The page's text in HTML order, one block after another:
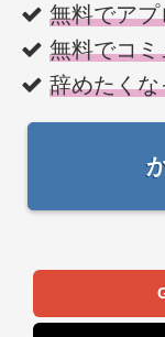
無料でア
無料でコ
辞めたく